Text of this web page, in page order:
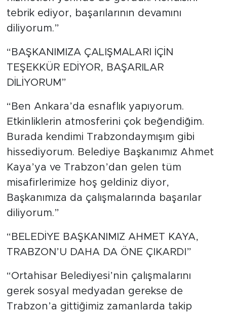
tebrik ediyor, başarılarının devamını
diliyorum.”
“BAŞKANIMIZA ÇALIŞMALARI İÇİN
TEŞEKKÜR EDİYOR, BAŞARILAR
DİLİYORUM”
“Ben Ankara’da esnaflık yapıyorum.
Etkinliklerin atmosferini çok beğendiğim.
Burada kendimi Trabzondaymışım gibi
hissediyorum. Belediye Başkanımız Ahmet
Kaya’ya ve Trabzon’dan gelen tüm
misafirlerimize hoş geldiniz diyor,
Başkanımıza da çalışmalarında başarılar
diliyorum.”
“BELEDİYE BAŞKANIMIZ AHMET KAYA,
TRABZON’U DAHA DA ÖNE ÇIKARDI”
“Ortahisar Belediyesi’nin çalışmalarını
gerek sosyal medyadan gerekse de
Trabzon’a gittiğimiz zamanlarda takip